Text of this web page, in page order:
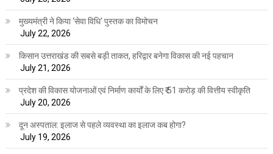
मुख्यमंत्री ने किया ‘सेवा विधि‘ पुस्तक का विमोचन
July 22, 2026
किसान उत्तराखंड की सबसे बड़ी ताकत, हरिद्वार बनेगा विकास की नई पहचान
July 21, 2026
प्रदेश की विकास योजनाओं एवं निर्माण कार्यों के लिए ₹ 51 करोड़ की वित्तीय स्वीकृति
July 20, 2026
दून अस्पताल: इलाज से पहले व्यवस्था का इलाज कब होगा?
July 19, 2026